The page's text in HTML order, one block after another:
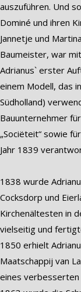
auszuführen. Und
Dominé und ihren
Jannetje und
Baumeister, war
Adrianus` erster
einem Modell, das
Südholland)
Bauunternehmer
„Sociëteit“ sowie
Jahr 1839
1838 wurde
Cocksdorp und
Kirchenältesten in
vielseitig und
1850 erhielt
Maatschappij van
eines verbesserten